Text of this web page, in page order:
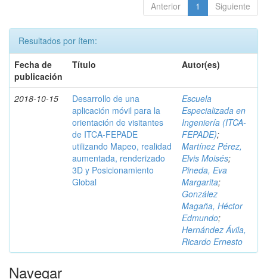
Anterior 1 Siguiente
Resultados por ítem:
Fecha de
publicación
Título Autor(es)
2018-10-15
Desarrollo de una
aplicación móvil para la
orientación de visitantes
de ITCA-FEPADE
utilizando Mapeo, realidad
aumentada, renderizado
3D y Posicionamiento
Global
Escuela
Especializada en
Ingeniería (ITCA-
FEPADE);
Martínez Pérez,
Elvis Moisés;
Pineda, Eva
Margarita;
González
Magaña, Héctor
Edmundo;
Hernández Ávila,
Ricardo Ernesto
Navegar